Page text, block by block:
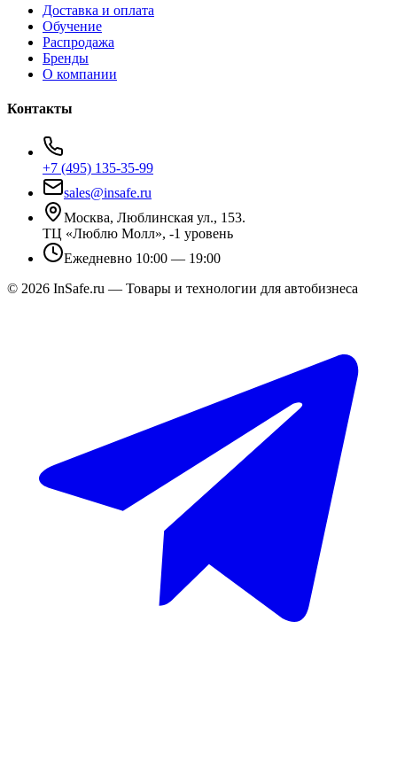
Доставка и оплата
Обучение
Распродажа
Бренды
О компании
Контакты
+7 (495) 135-35-99
sales@insafe.ru
Москва, Люблинская ул., 153.
ТЦ «Люблю Молл», -1 уровень
Ежедневно 10:00 — 19:00
© 2026 InSafe.ru — Товары и технологии для автобизнеса